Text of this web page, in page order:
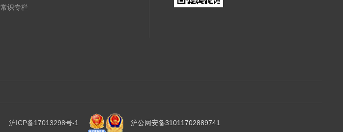
常识专栏
沪ICP备17013298号-1 沪公网安备31011702889741